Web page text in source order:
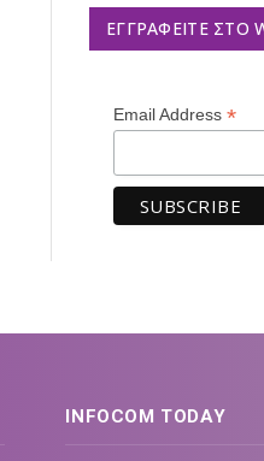
ΕΓΓΡΑΦΕΊΤΕ ΣΤΟ
Email Address *
INFOCOM TODAY